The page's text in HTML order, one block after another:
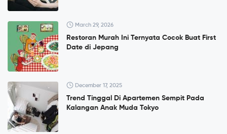
March 29, 2026
Restoran Murah Ini Ternyata Cocok Buat First
Date di Jepang
December 17, 2025
Trend Tinggal Di Apartemen Sempit Pada
Kalangan Anak Muda Tokyo